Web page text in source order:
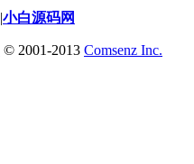
|小白源码网
© 2001-2013 Comsenz Inc.